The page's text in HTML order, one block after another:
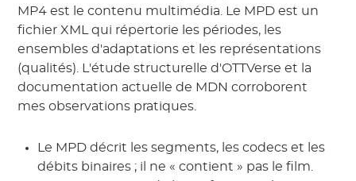
MP4 est le contenu multimédia. Le MPD est un
fichier XML qui répertorie les périodes, les
ensembles d'adaptations et les représentations
(qualités). L'étude structurelle d'OTTVerse et la
documentation actuelle de MDN corroborent
mes observations pratiques.
Le MPD décrit les segments, les codecs et les
débits binaires ; il ne « contient » pas le film.